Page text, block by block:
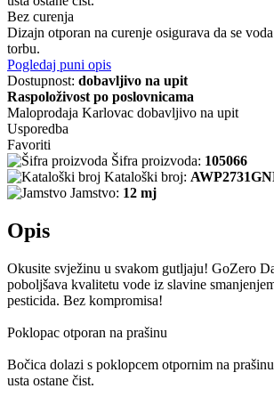
Bez curenja
Dizajn otporan na curenje osigurava da se
torbu.
Pogledaj puni opis
Dostupnost: dobavljivo na upit
Raspoloživost po poslovnicama
Maloprodaja Karlovac dobavljivo na upit
Usporedba
Favoriti
Šifra proizvoda: 105066
Kataloški broj:
Jamstvo: 12 mj
Opis
Okusite svježinu u svakom gutljaju! GoZero
poboljšava kvalitetu vode iz slavine
pesticida. Bez kompromisa!
Poklopac otporan na prašinu
Bočica dolazi s poklopcem otpornim na
usta ostane čist.